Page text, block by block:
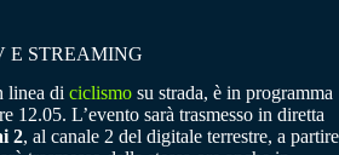
E STREAMING
linea di ciclismo su strada, è in programma
12.05. L’evento sarà trasmesso in diretta
2, al canale 2 del digitale terrestre, a partire